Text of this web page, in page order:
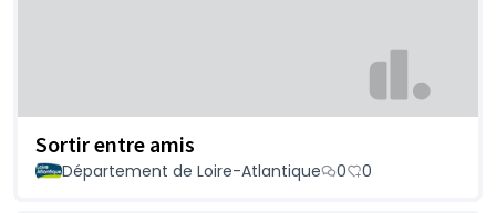
Sortir entre amis
Département de Loire-Atlantique 0 0